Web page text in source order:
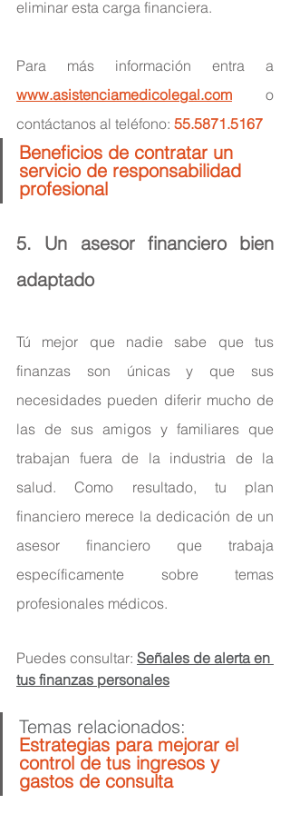
eliminar esta carga financiera.
www.asistenciamedicolegal.com o
contáctanos al teléfono: 55.5871.5167
Beneficios de contratar un
servicio de responsabilidad
profesional
5. Un asesor financiero bien
adaptado
Tú mejor que nadie sabe que tus
finanzas son únicas y que sus
necesidades pueden diferir mucho de
las de sus amigos y familiares que
trabajan fuera de la industria de la
salud. Como resultado, tu plan
financiero merece la dedicación de un
asesor financiero que trabaja
específicamente sobre temas
profesionales médicos.
Puedes consultar: Señales de alerta en
tus finanzas personales
Temas relacionados:
Estrategias para mejorar el
control de tus ingresos y
gastos de consulta